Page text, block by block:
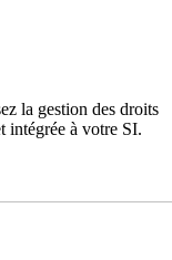
la gestion des droits
intégrée à votre SI.